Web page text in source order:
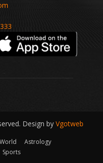
Design by Vgotweb
World
Astrology
Sports